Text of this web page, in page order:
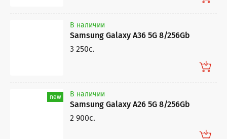
В наличии
Samsung Galaxy A36 5G 8/256Gb
3 250c.
new В наличии
Samsung Galaxy A26 5G 8/256Gb
2 900c.